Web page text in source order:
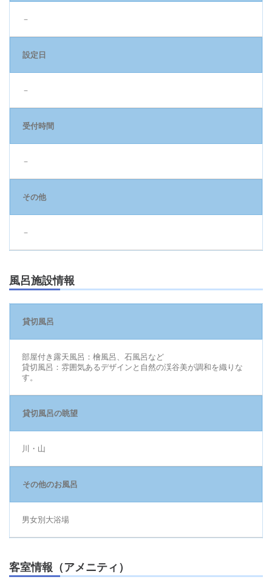
－
設定日
－
受付時間
－
その他
－
風呂施設情報
貸切風呂
部屋付き露天風呂：檜風呂、石風呂など
貸切風呂：雰囲気あるデザインと自然の渓谷美が調和を織りな
す。
貸切風呂の眺望
川・山
その他のお風呂
男女別大浴場
客室情報（アメニティ）